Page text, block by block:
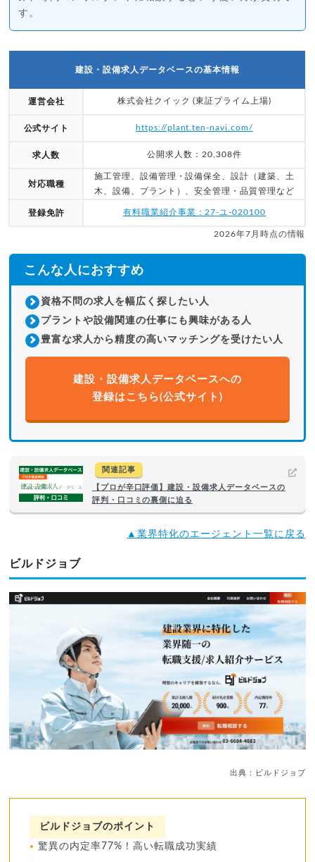
す。
建設・設備求人データベースの基本情報
運営会社 株式会社クイック (東証プライム上場)
公式サイト https://plant.ten-navi.com/
求人数 公開求人数：20,308件
対応職種
施工管理、設備管理・設備保全、設計（建築、土
木、設備、プラント）、安全管理・品質管理など
登録免許 有料職業紹介事業：27-ユ-020100
2026年7月時点の情報
こんな人におすすめ
資格不問の求人を幅広く探したい人
プラントや設備関連の仕事にも興味がある人
豊富な求人から精度の高いマッチングを受けたい人
建設・設備求人データベースへの
登録はこちら(公式サイト)
関連記事
【プロが辛口評価】建設・設備求人データベースの
評判・口コミの裏側に迫る
▲業界特化のエージェント一覧に戻る
ビルドジョブ
出典：ビルドジョブ
ビルドジョブのポイント
驚異の内定率77%！高い転職成功実績